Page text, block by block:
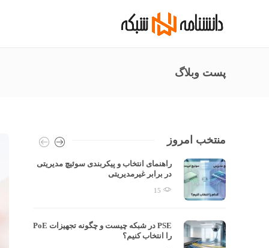
پست وبلاگ
منتخب امروز
راهنمای انتخاب و پیکربندی سوئیچ مدیریتی
در برابر غیرمدیریتی
15
PSE در شبکه چیست و چگونه تجهیزات PoE
را انتخاب کنیم؟